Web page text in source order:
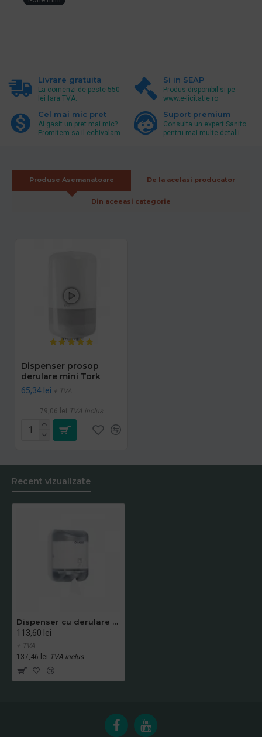
Livrare gratuita
La comenzi de peste 550
lei fara TVA.
Si in SEAP
Produs disponibil si pe
www.e-licitatie.ro
Cel mai mic pret
Ai gasit un pret mai mic?
Promitem sa il echivalam.
Suport premium
Consulta un expert Sanito
pentru mai multe detalii
Produse Asemanatoare De la acelasi producator
Din aceeasi categorie
Dispenser prosop
derulare mini Tork
65,34 lei + TVA
79,06 lei TVA inclus
Recent vizualizate
Dispenser cu derulare centrala L-One Mini, Lucart
113,60 lei
+ TVA
137,46 lei TVA inclus